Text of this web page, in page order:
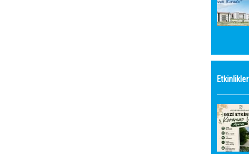
Etkinlikler